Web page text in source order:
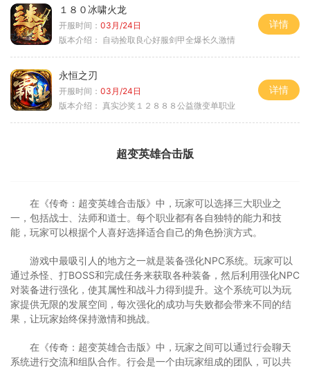
１８０冰啸火龙
开服时间： 03月/24日
版本介绍： 自动捡取良心好服剑甲全爆长久激情
详情
永恒之刃
开服时间： 03月/24日
版本介绍： 真实沙奖１２８８８公益微变单职业
详情
超变英雄合击版
在《传奇：超变英雄合击版》中，玩家可以选择三大职业之
一，包括战士、法师和道士。每个职业都有各自独特的能力和技
能，玩家可以根据个人喜好选择适合自己的角色扮演方式。
游戏中最吸引人的地方之一就是装备强化NPC系统。玩家可以
通过杀怪、打BOSS和完成任务来获取各种装备，然后利用强化NPC
对装备进行强化，使其属性和战斗力得到提升。这个系统可以为玩
家提供无限的发展空间，每次强化的成功与失败都会带来不同的结
果，让玩家始终保持激情和挑战。
在《传奇：超变英雄合击版》中，玩家之间可以通过行会聊天
系统进行交流和组队合作。行会是一个由玩家组成的团队，可以共